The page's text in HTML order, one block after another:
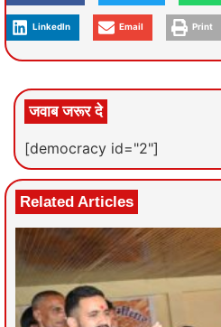
LinkedIn Email Print
जवाब जरूर दे
[democracy id="2"]
Related Articles